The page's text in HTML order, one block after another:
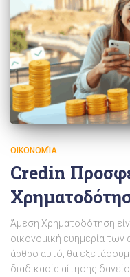
ΟΙΚΟΝΟΜΊΑ
Credin
Άμεση Χρηματοδότηση
οικονομική ευημερία
άρθρο αυτό, θα
διαδικασία αίτησης